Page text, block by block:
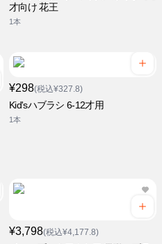
才向け 花王
1本
¥298(税込¥327.8)
Kid'sハブラシ 6-12才用
1本
¥3,798(税込¥4,177.8)